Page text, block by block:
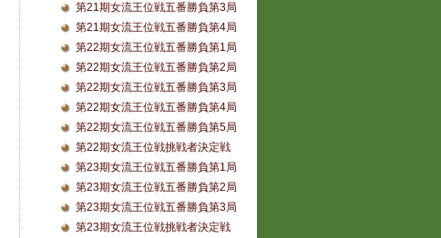
第21期女流王位戦五番勝負第3局
第21期女流王位戦五番勝負第4局
第22期女流王位戦五番勝負第1局
第22期女流王位戦五番勝負第2局
第22期女流王位戦五番勝負第3局
第22期女流王位戦五番勝負第4局
第22期女流王位戦五番勝負第5局
第22期女流王位戦挑戦者決定戦
第23期女流王位戦五番勝負第1局
第23期女流王位戦五番勝負第2局
第23期女流王位戦五番勝負第3局
第23期女流王位戦挑戦者決定戦